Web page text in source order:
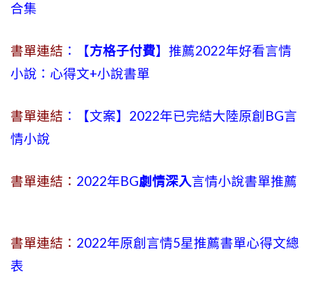
合集
書單連結 ：【方格子付費】推薦2022年好看言情
小說：心得文+小說書單
書單連結 ：【文案】2022年已完結大陸原創BG言
情小說
書單連結： 2022年BG劇情深入言情小說書單推薦
書單連結： 2022年原創言情5星推薦書單心得文總
表